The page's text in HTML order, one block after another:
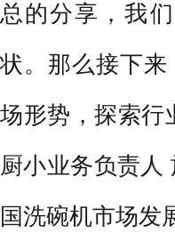
总的分享，我
状。那么接下
场形势，探索行
厨小业务负责人
国洗碗机市场发